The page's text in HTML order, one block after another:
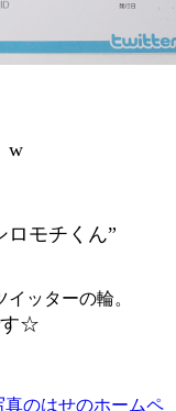
w
ロモチくん”
ッターの輪。
す☆
のはせのホームペ